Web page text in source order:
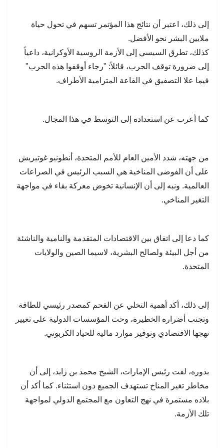
إلى ذلك، اعتبر أن نتائج هذا المؤتمر تسهم في تحول حياة
ملايين البشر نحو الأفضل.
كذلك، تطرق السيسي إلى الأزمة الروسية الأوكرانية، داعياً
إلى ضرورة توقف الحرب، قائلاً: "رجاء أوقفوا هذه الحرب"
فيما علا التصفيق في القاعة المترامية الأطراف.
كما أعرب عن استعداده إلى التوسط في هذا المجال.
من جهته، شدد الأمين العام للأمم المتحدة، أنطونيو غوتيريش
على أن الفوضى المناخية هي السبب الرئيس في الصراعات
العالمية. ونبه إلى أن الإنسانية تخوض معركة بقاء في مواجهة
التغير المناخي.
كما دعا إلى اتفاق بين الاقتصادات المتقدمة والنامية والناشئة
من أجل البيئة ولصالح البشرية، لاسيما الصين والولايات
المتحدة.
إلى ذلك، أكد أهمية التخلي عن الفحم كمصدر رئيسي للطاقة
وتجنب أضراره الخطيرة، وحث المؤسسات الدولية على تغيير
نهجها الاقتصادي وتوفير موارد مالية للحياد الكربوني.
بدوره، لفت رئيس الإمارات، الشيخ محمد بن زايد، إلى أن
مخاطر تغير المناخ تستهدف الجميع دون استثناء. كما أكد أن
بلاده مستمرة في نهج التعاون مع المجتمع الدولي لمواجهة
تلك الأزمة.